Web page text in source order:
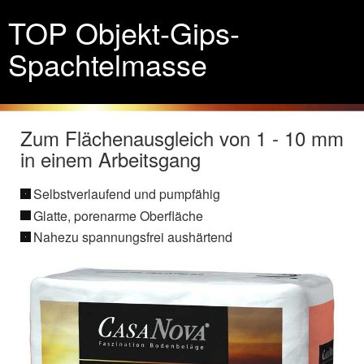
TOP Objekt-Gips-
Spachtelmasse
Zum Flächenausgleich von 1 - 10 mm
in einem Arbeitsgang
Selbstverlaufend und pumpfähig
Glatte, porenarme Oberfläche
Nahezu spannungsfrei aushärtend